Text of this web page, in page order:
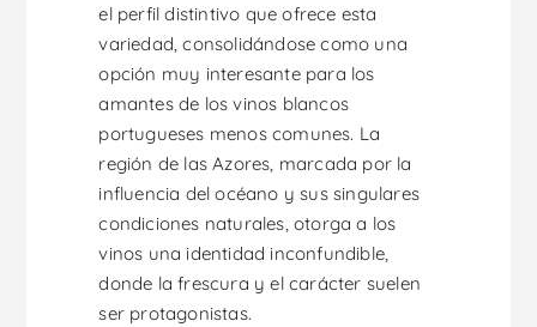
el perfil distintivo que ofrece esta
variedad, consolidándose como una
opción muy interesante para los
amantes de los vinos blancos
portugueses menos comunes. La
región de las Azores, marcada por la
influencia del océano y sus singulares
condiciones naturales, otorga a los
vinos una identidad inconfundible,
donde la frescura y el carácter suelen
ser protagonistas.